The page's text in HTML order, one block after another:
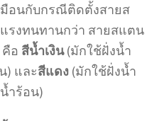
มือนกับกรณีติดตั้งสายส
รงทนทานกว่า สายสแตน
คือ สีน้ำเงิน(มักใช้ฝั่งน้ำ
) และสีแดง(มักใช้ฝั่งน้ำ
ำร้อน)